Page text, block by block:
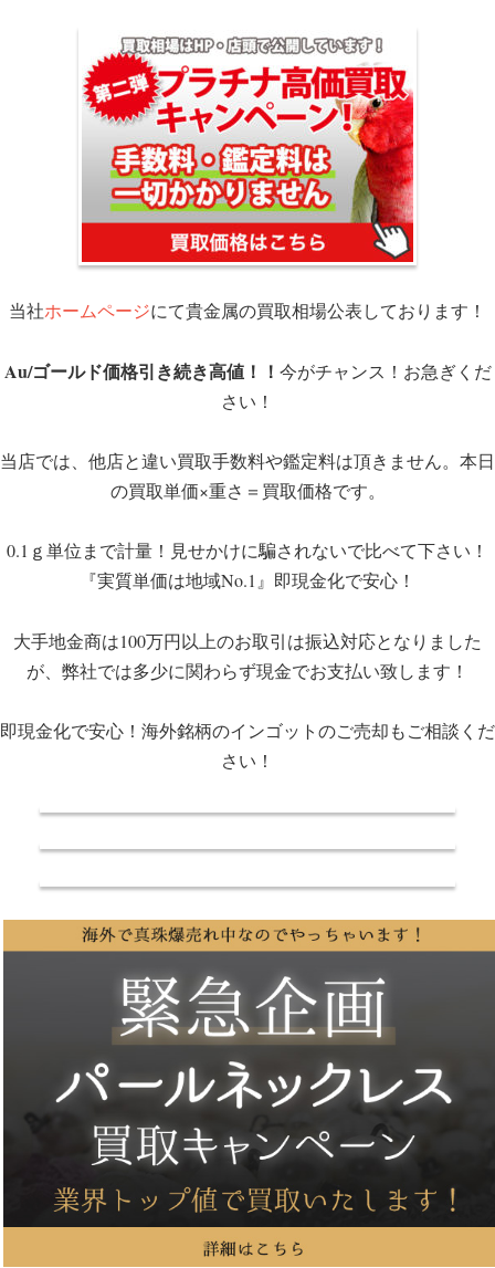
当社ホームページにて貴金属の買取相場公表しております！
Au/ゴールド価格引き続き高値！！ 今がチャンス！お急ぎくだ
さい！
当店では、他店と違い買取手数料や鑑定料は頂きません。本日
の買取単価×重さ＝買取価格です。
0.1ｇ単位まで計量！見せかけに騙されないで比べて下さい！
『実質単価は地域No.1』即現金化で安心！
大手地金商は100万円以上のお取引は振込対応となりました
が、弊社では多少に関わらず現金でお支払い致します！
即現金化で安心！海外銘柄のインゴットのご売却もご相談くだ
さい！